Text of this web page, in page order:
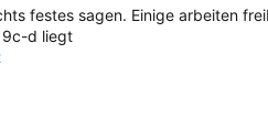
festes sagen. Einige arbeiten
9c-d liegt